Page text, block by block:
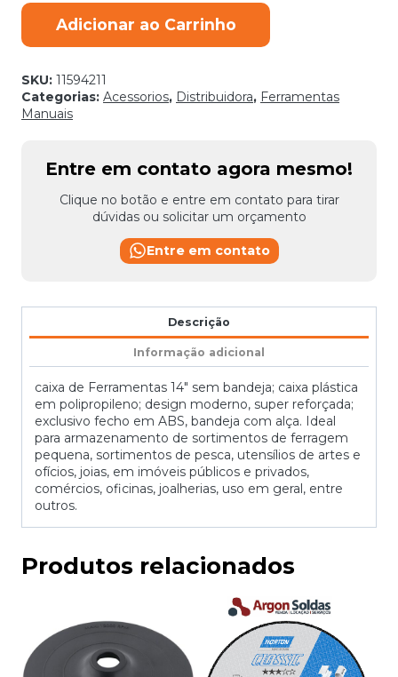
CAIXA
FERRAMENTA
14
BANDEJA
CARBOGRAFITE
quantidade
Adicionar ao Carrinho
SKU: 11594211
Categorias: Acessorios, Distribuidora, Ferramentas
Manuais
Entre em contato agora mesmo!
Clique no botão e entre em contato para tirar
dúvidas ou solicitar um orçamento
Entre em contato
Descrição
Informação adicional
caixa de Ferramentas 14″ sem bandeja; caixa plástica
em polipropileno; design moderno, super reforçada;
exclusivo fecho em ABS, bandeja com alça. Ideal
para armazenamento de sortimentos de ferragem
pequena, sortimentos de pesca, utensílios de artes e
ofícios, joias, em imóveis públicos e privados,
comércios, oficinas, joalherias, uso em geral, entre
outros.
Produtos relacionados